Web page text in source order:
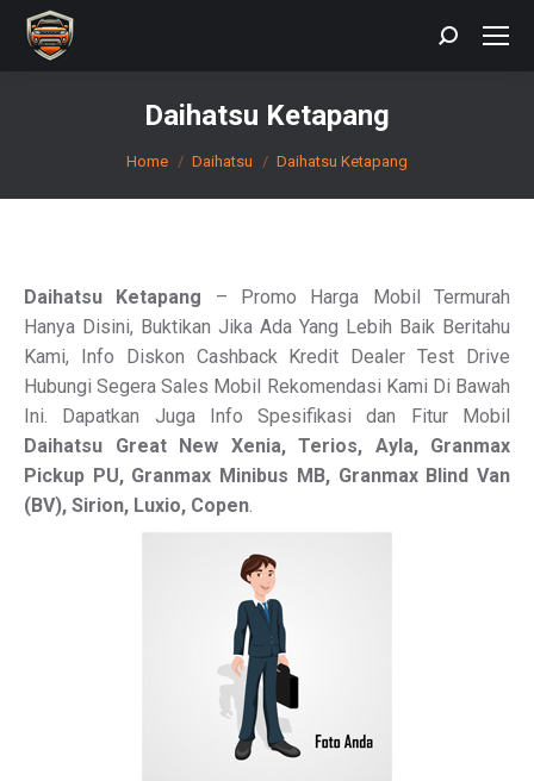
Search:
Daihatsu Ketapang
You are here:
Home Daihatsu Daihatsu Ketapang
Daihatsu Ketapang – Promo Harga Mobil Termurah
Hanya Disini, Buktikan Jika Ada Yang Lebih Baik Beritahu
Kami, Info Diskon Cashback Kredit Dealer Test Drive
Hubungi Segera Sales Mobil Rekomendasi Kami Di Bawah
Ini. Dapatkan Juga Info Spesifikasi dan Fitur Mobil
Daihatsu Great New Xenia, Terios, Ayla, Granmax
Pickup PU, Granmax Minibus MB, Granmax Blind Van
(BV), Sirion, Luxio, Copen.